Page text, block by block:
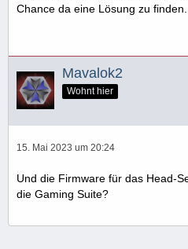
Chance da eine Lösung zu finden.
Mavalok2
Wohnt hier
15. Mai 2023 um 20:24
Und die Firmware für das Head-
die Gaming Suite?